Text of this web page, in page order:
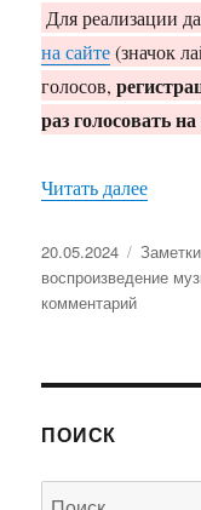
Для реализации
на сайте(значок
голосов,
раз голосовать
Читать далее
Опубликовано
20.05.2024 Рубрики
Заметки
воспроизведение
комментарийк
ПОИСК
Искать: